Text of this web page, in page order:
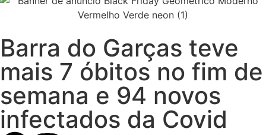
Barra do Garças teve
mais 7 óbitos no fim de
semana e 94 novos
infectados da Covid